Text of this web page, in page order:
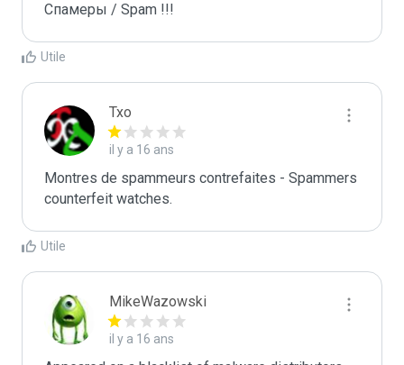
Спамеры / Spam !!!
Utile
Txo
il y a 16 ans
Montres de spammeurs contrefaites - Spammers
counterfeit watches.
Utile
MikeWazowski
il y a 16 ans